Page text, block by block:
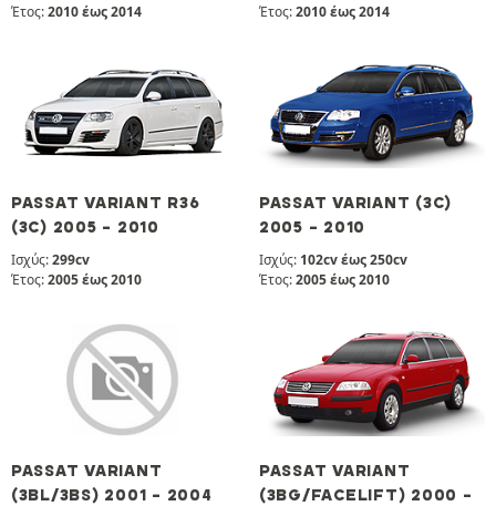
Έτος:2010 έως 2014
Έτος:2010 έως 2014
PASSAT VARIANT R36
(3C) 2005 - 2010
Ισχύς:299cv
Έτος:2005 έως 2010
PASSAT VARIANT (3C)
2005 - 2010
Ισχύς: 102cv έως 250cv
Έτος:2005 έως 2010
PASSAT VARIANT
(3BL/3BS) 2001 - 2004
PASSAT VARIANT
(3BG/FACELIFT) 2000 -